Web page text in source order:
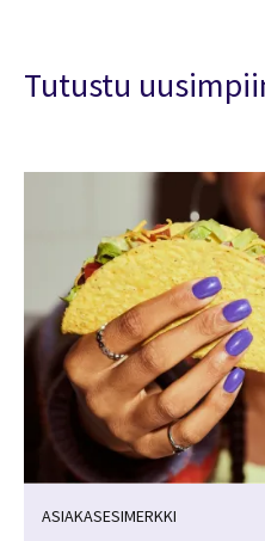
Tutustu
ASIAKASESIMERKKI